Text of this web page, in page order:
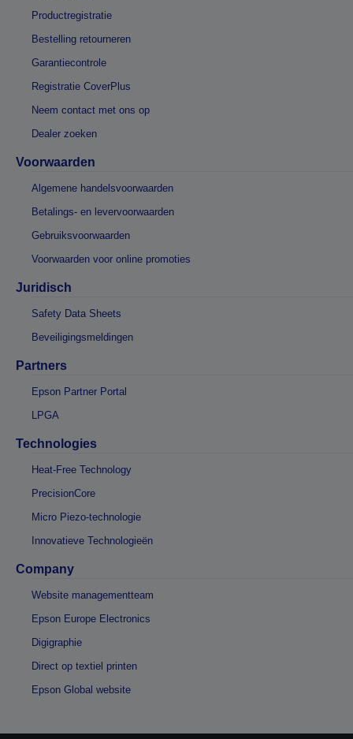
Productregistratie
Bestelling retourneren
Garantiecontrole
Registratie CoverPlus
Neem contact met ons op
Dealer zoeken
Voorwaarden
Algemene handelsvoorwaarden
Betalings- en levervoorwaarden
Gebruiksvoorwaarden
Voorwaarden voor online promoties
Juridisch
Safety Data Sheets
Beveiligingsmeldingen
Partners
Epson Partner Portal
LPGA
Technologies
Heat-Free Technology
PrecisionCore
Micro Piezo-technologie
Innovatieve Technologieën
Company
Website managementteam
Epson Europe Electronics
Digigraphie
Direct op textiel printen
Epson Global website